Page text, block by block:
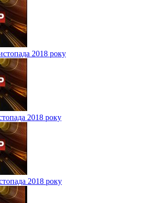
2018 року
2018 року
2018 року